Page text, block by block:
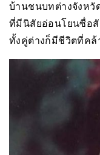
บ้านชนบทต่างจังหวั
ที่มีนิสัยอ่อนโยนซื่อสั
ทั้งคู่ต่างก็มีชีวิตที่คล้